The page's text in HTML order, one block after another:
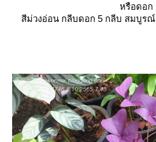
หรือดอก
สีม่วงอ่อน กลีบดอก 5 กลีบ สมบูรณ์